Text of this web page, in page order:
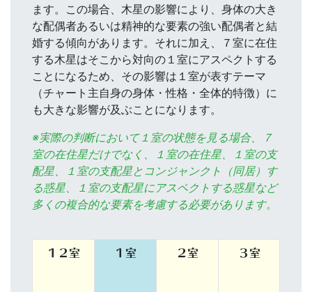
ます。この場合、木星の影響により、身体の大き
な配偶者あるいは精神的な要素の強い配偶者と結
婚する傾向があります。それに加え、７室に在住
する木星はそこから対向の１室にアスペクトする
ことになるため、その影響は１室が表すテーマ
（チャート主自身の身体・性格・全体的特徴）に
も大きな影響が及ぶことになります。
※実際の判断において１室の状態を見る場合、７
室の在住星だけでなく、１室の在住星、１室の支
配星、１室の支配星とコンジャンクト（同居）す
る惑星、１室の支配星にアスペクトする惑星など
多くの複合的な要素を考慮する必要があります。
１２室 １室 ２室 ３室